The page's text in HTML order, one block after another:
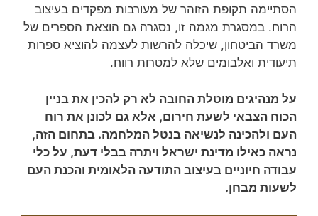
הסתיימה תקופת הזוהר של מעורבות מפקדים בעיצוב
הרוח. במסגרת מגמה זו, נסגרה גם הוצאת הספרים של
משרד הביטחון, שיכלה להרשות לעצמה להוציא ספרות
תיעודית ואלבומים שלא למטרות רווח.
על מנהיגים מוטלת החובה לא רק להכין את בניין
הכוח הצבאי לשעת חירום, אלא גם לכונן את רוח
העם ולהכינה לנשיאה בנטל המלחמה. בתחום הזה,
נראה כאילו מדינת ישראל ויתרה בבלי דעת, על כלי
עבודה חיוניים בעיצוב התודעה הלאומית והכנת העם
לשעות מבחן.